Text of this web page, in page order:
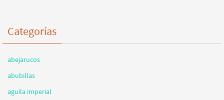
Categorías
abejarucos
abubillas
aguila imperial